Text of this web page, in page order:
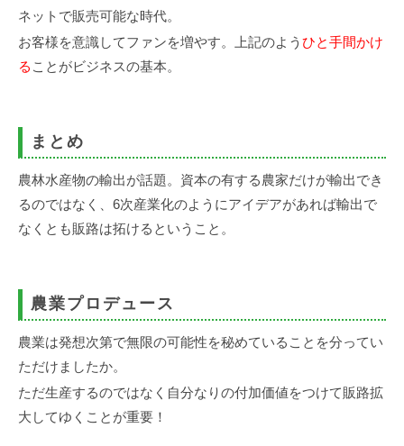
ネットで販売可能な時代。
お客様を意識してファンを増やす。上記のよう ひと手間かけ
る ことがビジネスの基本。
まとめ
農林水産物の輸出が話題。資本の有する農家だけが輸出でき
るのではなく、6次産業化のようにアイデアがあれば輸出で
なくとも販路は拓けるということ。
農業プロデュース
農業は発想次第で無限の可能性を秘めていることを分ってい
ただけましたか。
ただ生産するのではなく自分なりの付加価値をつけて販路拡
大してゆくことが重要！